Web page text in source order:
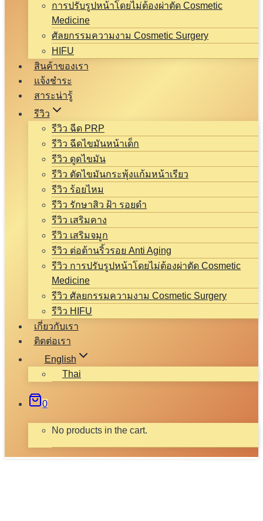
การปรับรูปหน้าโดยไม่ต้องผ่าตัด Cosmetic
Medicine
ศัลยกรรมความงาม Cosmetic Surgery
HIFU
สินค้าของเรา
แจ้งชำระ
สาระน่ารู้
รีวิว
รีวิว ฉีด PRP
รีวิว ฉีดไขมันหน้าเด็ก
รีวิว ดูดไขมัน
รีวิว ตัดไขมันกระพุ้งแก้มหน้าเรียว
รีวิว ร้อยไหม
รีวิว รักษาสิว ฝ้า รอยดำ
รีวิว เสริมคาง
รีวิว เสริมจมูก
รีวิว ต่อต้านริ้วรอย Anti Aging
รีวิว การปรับรูปหน้าโดยไม่ต้องผ่าตัด Cosmetic
Medicine
รีวิว ศัลยกรรมความงาม Cosmetic Surgery
รีวิว HIFU
เกี่ยวกับเรา
ติดต่อเรา
English
Thai
0
No products in the cart.